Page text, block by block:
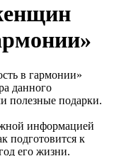
данного
полезные подарки.
информацией
подготовится к
его жизни.